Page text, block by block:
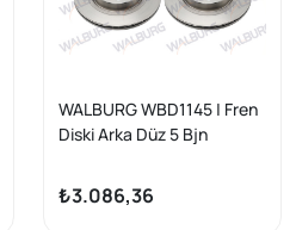
WALBURG WBD1145 | Fren
Diski Arka Düz 5 Bjn
Mitsubishi Lancer (Cy,Za)
2.0 2007-/ Lancer (Cy,Za)
₺3.086,36